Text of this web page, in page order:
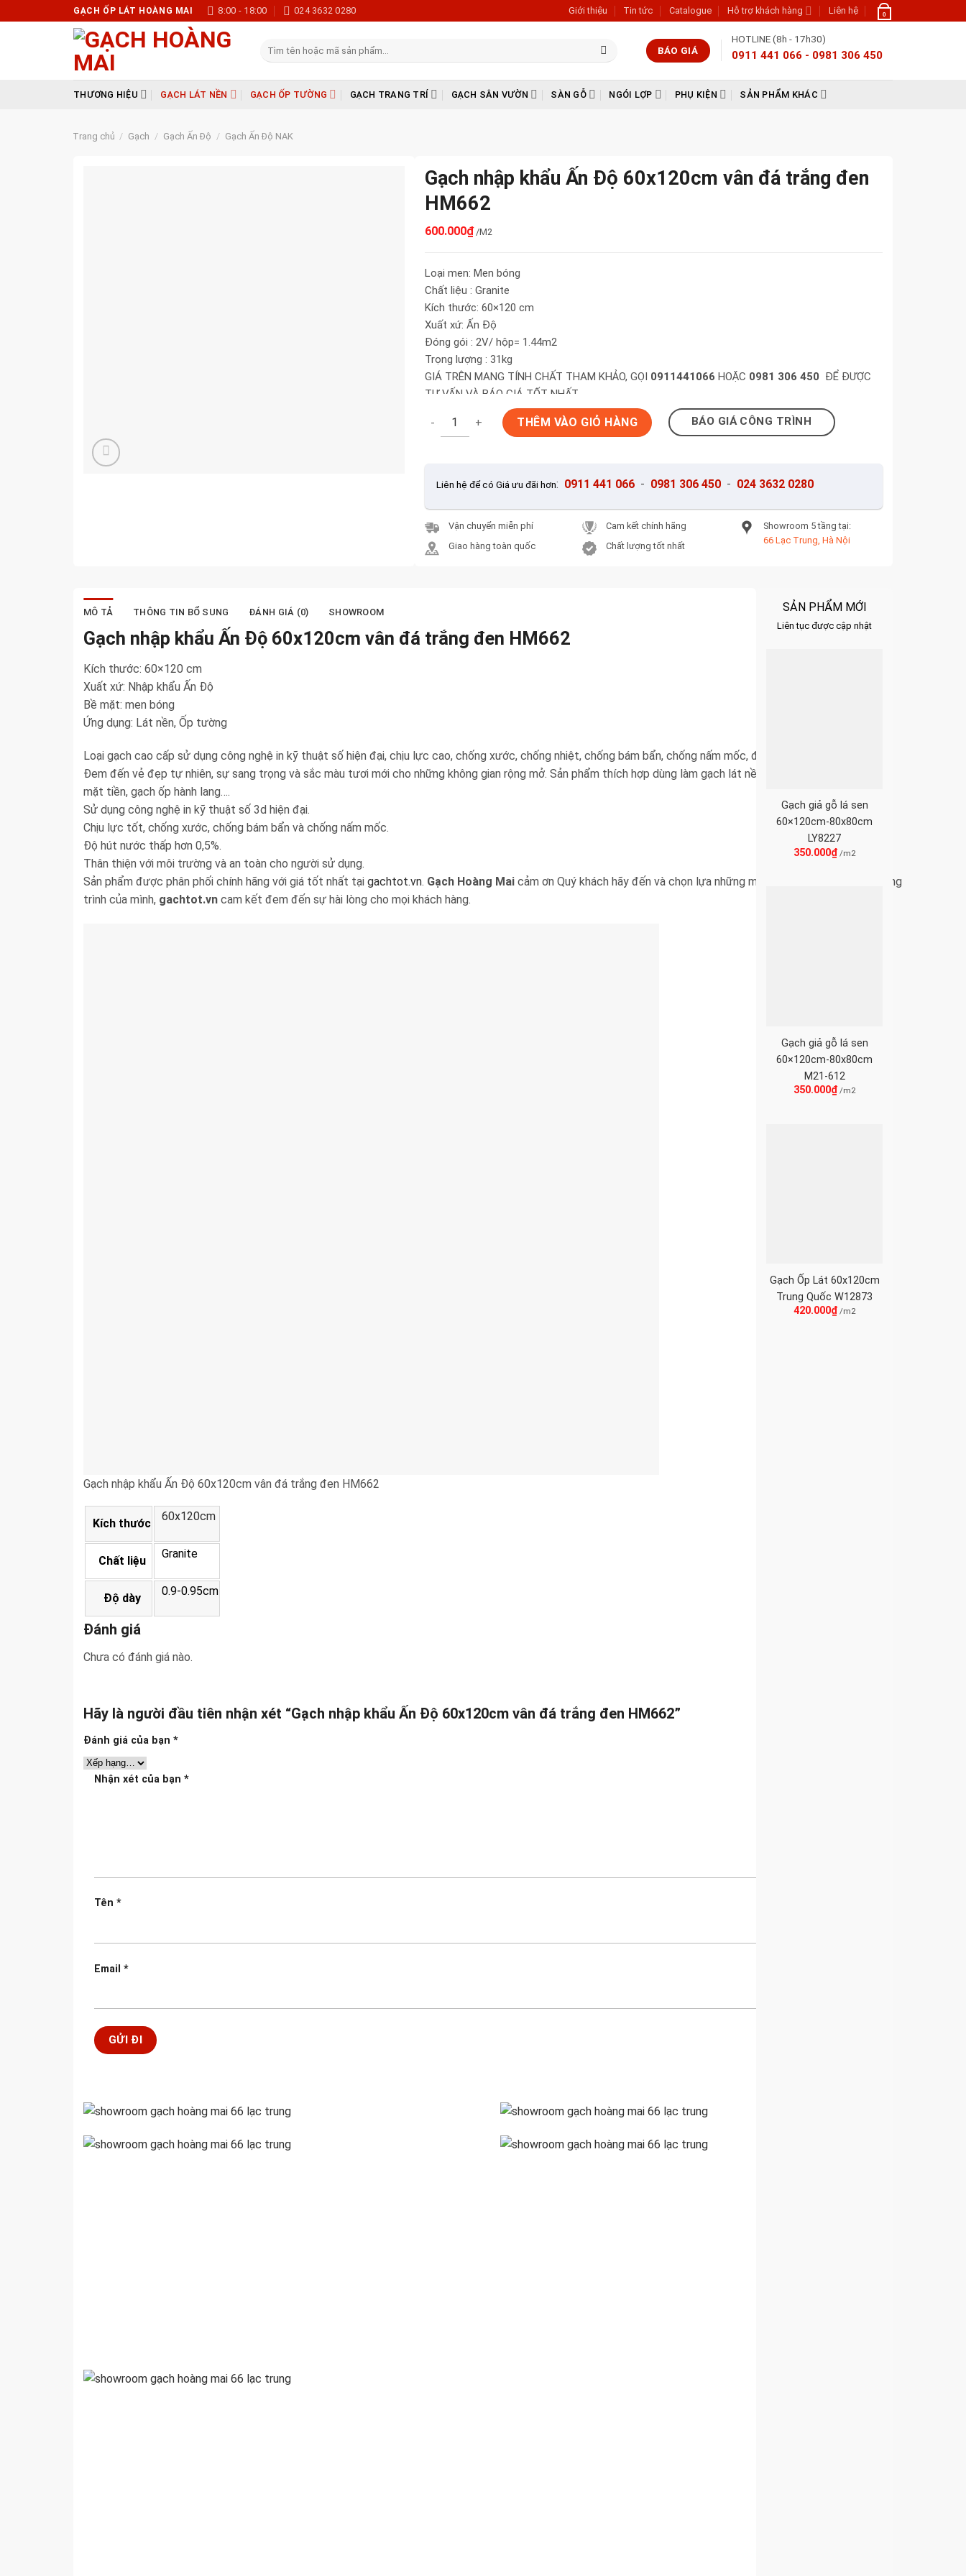
to
GẠCH ỐP LÁT HOÀNG MAI 8:00 - 18:00 024 3632 0280 Giới thiệu Tin tức Catalogue Hỗ trợ khách hàng Liên hệ 0
Tìm
BÁO GIÁ
HOTLINE (8h - 17h30)
0911 441 066 - 0981 306 450
THƯƠNG HIỆU GẠCH LÁT NỀN GẠCH ỐP TƯỜNG GẠCH TRANG TRÍ GẠCH SÂN VƯỜN SÀN GỖ NGÓI LỢP PHỤ KIỆN SẢN PHẨM KHÁC
Trang chủ / Gạch / Gạch Ấn Độ / Gạch Ấn Độ NAK
Gạch nhập khẩu Ấn Độ 60x120cm vân đá trắng đen
HM662
600.000₫ /M2
Loại men: Men bóng
Chất liệu : Granite
Kích thước: 60×120 cm
Xuất xứ: Ấn Độ
Đóng gói : 2V/ hộp= 1.44m2
Trọng lượng : 31kg
GIÁ TRÊN MANG TÍNH CHẤT THAM KHẢO, GỌI 0911441066 HOẶC 0981 306 450 ĐỂ ĐƯỢC
TƯ VẤN VÀ BÁO GIÁ TỐT NHẤT
Gạch nhập khẩu Ấn Độ 60x120cm vân đá trắng đen HM662 số lượng
THÊM VÀO GIỎ HÀNG BÁO GIÁ CÔNG TRÌNH
Liên hệ để có Giá ưu đãi hơn: 0911 441 066 - 0981 306 450 - 024 3632 0280
Vận chuyển miễn phí
Giao hàng toàn quốc
Cam kết chính hãng
Chất lượng tốt nhất
Showroom 5 tầng tại:
66 Lạc Trung, Hà Nội
MÔ TẢ THÔNG TIN BỔ SUNG ĐÁNH GIÁ (0) SHOWROOM
Gạch nhập khẩu Ấn Độ 60x120cm vân đá trắng đen HM662
Kích thước: 60×120 cm
Xuất xứ: Nhập khẩu Ấn Độ
Bề mặt: men bóng
Ứng dụng: Lát nền, Ốp tường
Loại gạch cao cấp sử dụng công nghệ in kỹ thuật số hiện đại, chịu lực cao, chống xước, chống nhiệt, chống bám bẩn, chống nấm mốc, độ hút nước nhỏ hơn 0,5%.
Đem đến vẻ đẹp tự nhiên, sự sang trọng và sắc màu tươi mới cho những không gian rộng mở. Sản phẩm thích hợp dùng làm gạch lát nền, gạch ốp tường, gạch ốp
mặt tiền, gạch ốp hành lang….
Sử dụng công nghệ in kỹ thuật số 3d hiện đại.
Chịu lực tốt, chống xước, chống bám bẩn và chống nấm mốc.
Độ hút nước thấp hơn 0,5%.
Thân thiện với môi trường và an toàn cho người sử dụng.
Sản phẩm được phân phối chính hãng với giá tốt nhất tại gachtot.vn. Gạch Hoàng Mai cảm ơn Quý khách hãy đến và chọn lựa những mẫu gạch ưng ý nhất cho công
trình của mình, gachtot.vn cam kết đem đến sự hài lòng cho mọi khách hàng.
Gạch nhập khẩu Ấn Độ 60x120cm vân đá trắng đen HM662
Kích thước
60x120cm
Chất liệu
Granite
Độ dày
0.9-0.95cm
Đánh giá
Chưa có đánh giá nào.
Hãy là người đầu tiên nhận xét “Gạch nhập khẩu Ấn Độ 60x120cm vân đá trắng đen HM662”
Đánh giá của bạn *
Nhận xét của bạn *
Tên *
Email *
SẢN PHẨM MỚI
Liên tục được cập nhật
Gạch giả gỗ lá sen
60×120cm-80x80cm
LY8227
350.000₫/m2
Gạch giả gỗ lá sen
60×120cm-80x80cm
M21-612
350.000₫ /m2
Gạch Ốp Lát 60x120cm
Trung Quốc W12873
420.000₫ /m2